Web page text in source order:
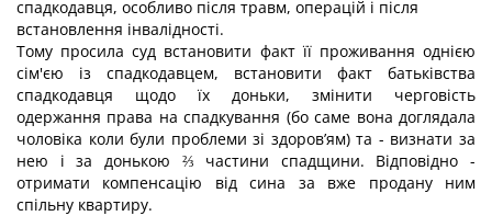
спадкодавця, особливо після травм, операцій і після
встановлення інвалідності.
Тому просила суд встановити факт її проживання однією
сім'єю із спадкодавцем, встановити факт батьківства
спадкодавця щодо їх доньки, змінити черговість
одержання права на спадкування (бо саме вона доглядала
чоловіка коли були проблеми зі здоров’ям) та - визнати за
нею і за донькою ⅔ частини спадщини. Відповідно -
отримати компенсацію від сина за вже продану ним
спільну квартиру.